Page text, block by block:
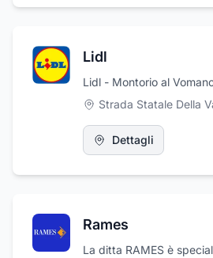
trovarci oggi stesso e
Lidl
Lidl - Montorio al
Dettagli
Rames
La ditta RAMES è